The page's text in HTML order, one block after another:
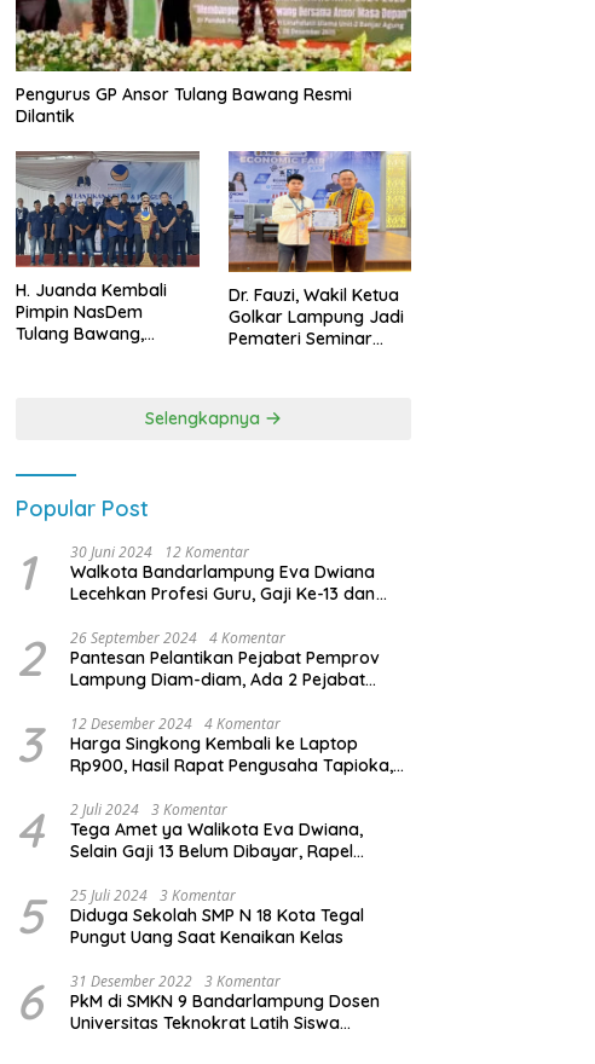
Pengurus GP Ansor Tulang Bawang Resmi
Dilantik
H. Juanda Kembali
Pimpin NasDem
Tulang Bawang,
Dr. Fauzi, Wakil Ketua
Golkar Lampung Jadi
Pemateri Seminar
Kebangsaan
Selengkapnya
Popular Post
1 30 Juni 2024 12 Komentar
Walkota Bandarlampung Eva Dwiana
Lecehkan Profesi Guru, Gaji Ke-13 dan
2 26 September 2024 4 Komentar
Pantesan Pelantikan Pejabat Pemprov
Lampung Diam-diam, Ada 2 Pejabat
3 12 Desember 2024 4 Komentar
Harga Singkong Kembali ke Laptop
Rp900, Hasil Rapat Pengusaha Tapioka,
Lampung
4 2 Juli 2024 3 Komentar
Tega Amet ya Walikota Eva Dwiana,
Selain Gaji 13 Belum Dibayar, Rapel
Dibayar
5 25 Juli 2024 3 Komentar
Diduga Sekolah SMP N 18 Kota Tegal
Pungut Uang Saat Kenaikan Kelas
6 31 Desember 2022 3 Komentar
PkM di SMKN 9 Bandarlampung Dosen
Universitas Teknokrat Latih Siswa